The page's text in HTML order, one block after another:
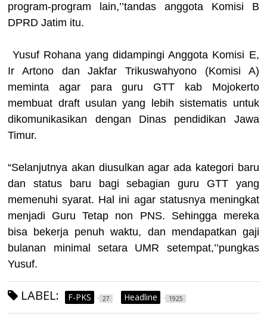
program-program lain,’’tandas anggota Komisi B
DPRD Jatim itu.
Yusuf Rohana yang didampingi Anggota Komisi E,
Ir Artono dan Jakfar Trikuswahyono (Komisi A)
meminta agar para guru GTT kab Mojokerto
membuat draft usulan yang lebih sistematis untuk
dikomunikasikan dengan Dinas pendidikan Jawa
Timur.
“Selanjutnya akan diusulkan agar ada kategori baru
dan status baru bagi sebagian guru GTT yang
memenuhi syarat. Hal ini agar statusnya meningkat
menjadi Guru Tetap non PNS. Sehingga mereka
bisa bekerja penuh waktu, dan mendapatkan gaji
bulanan minimal setara UMR setempat,’’pungkas
Yusuf.
LABEL: F-PKS 27 Headline 1925